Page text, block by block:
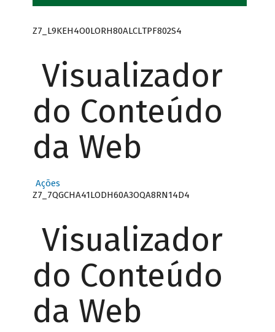
Z7_L9KEH4O0LORH80ALCLTPF802S4
Visualizador
do Conteúdo
da Web
Ações
Z7_7QGCHA41LODH60A3OQA8RN14D4
Visualizador
do Conteúdo
da Web